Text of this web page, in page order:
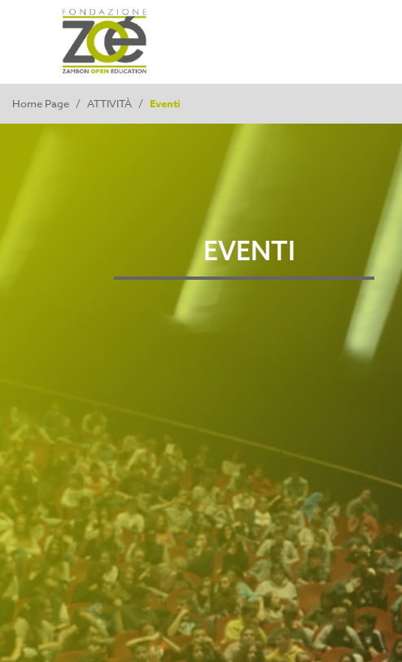
Home Page / ATTIVITÀ / Eventi
EVENTI